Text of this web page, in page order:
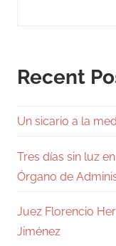
Recent
Un sicario a la
Tres días sin luz
Órgano de
Juez Florencio
Jiménez